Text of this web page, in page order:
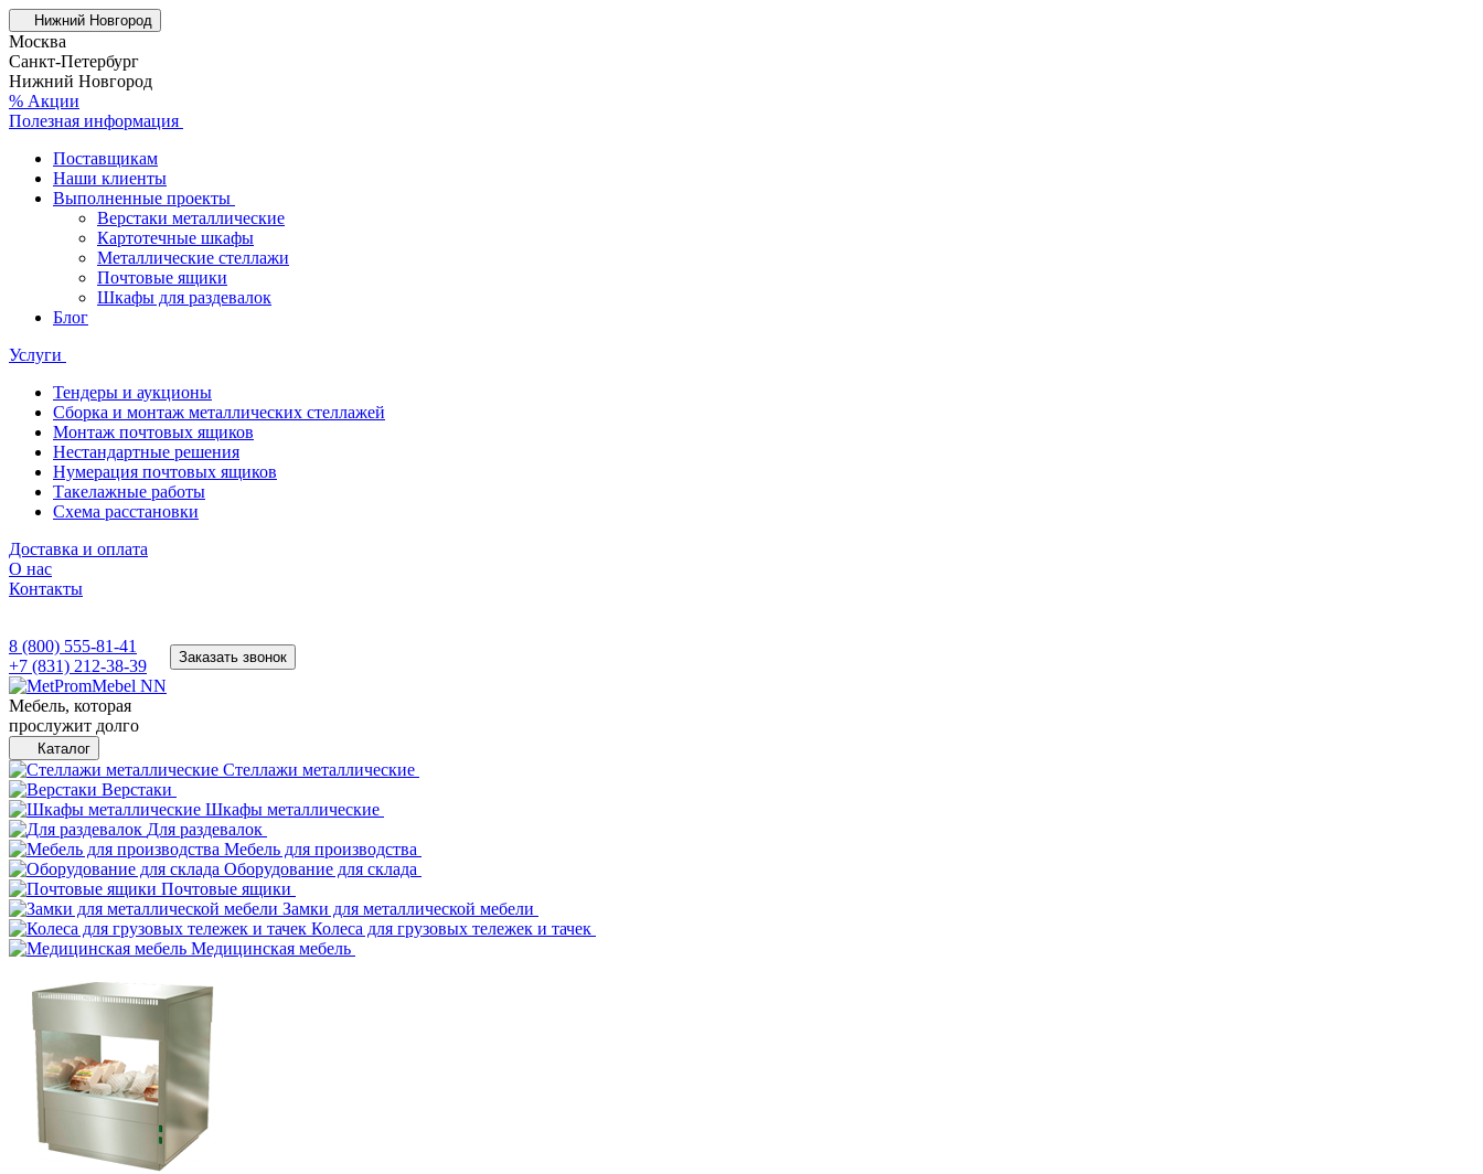
Нижний Новгород
Москва
Санкт-Петербург
Нижний Новгород
% Акции
Полезная информация
Поставщикам
Наши клиенты
Выполненные проекты
Верстаки металлические
Картотечные шкафы
Металлические стеллажи
Почтовые ящики
Шкафы для раздевалок
Блог
Услуги
Тендеры и аукционы
Сборка и монтаж металлических стеллажей
Монтаж почтовых ящиков
Нестандартные решения
Нумерация почтовых ящиков
Такелажные работы
Схема расстановки
Доставка и оплата
О нас
Контакты
8 (800) 555-81-41
+7 (831) 212-38-39
Заказать звонок
Мебель, которая
прослужит долго
Каталог
Стеллажи металлические
Верстаки
Шкафы металлические
Для раздевалок
Мебель для производства
Оборудование для склада
Почтовые ящики
Замки для металлической мебели
Колеса для грузовых тележек и тачек
Медицинская мебель